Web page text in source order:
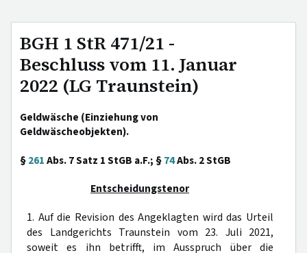
BGH 1 StR 471/21 -
Beschluss vom 11. Januar
2022 (LG Traunstein)
Geldwäsche (Einziehung von
Geldwäscheobjekten).
§261Abs. 7 Satz 1 StGB a.F.; §74Abs. 2 StGB
Entscheidungstenor
1. Auf die Revision des Angeklagten wird das Urteil
des Landgerichts Traunstein vom 23. Juli 2021,
soweit es ihn betrifft, im Ausspruch über die